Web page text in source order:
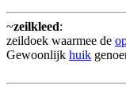
~zeilkleed:
zeildoek waarmee de
Gewoonlijk huik